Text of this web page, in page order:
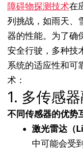
障碍物探测技术在
列挑战，如雨天、
器的性能。为了确
安全行驶，多种技
系统的适应性和可
术：
1. 多传感
不同传感器的优势
激光雷达（
中可能会受